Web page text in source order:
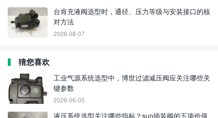
台肯充液阀选型时，通径、压力等级与安装接口的核
对方法
2026-08-07
猜您喜欢
工业气源系统选型中，博世过滤减压阀应关注哪些关
键参数
2026-06-05
液压系统选型关注哪些指标？sun插装阀的五项价值